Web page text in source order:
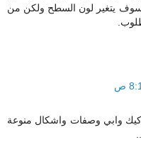
يتغير لون السطح ولكن من
وابي وصفات واشكال منوعة